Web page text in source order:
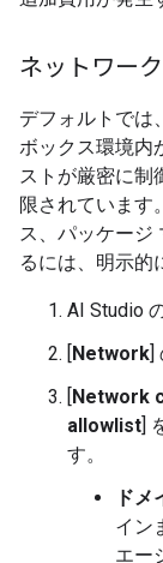
ネットワー
デフォルトでは
ボックス環境内
ストが厳密に制
限されています
ス、パッケージ
るには、明示的
AI Studio
[Network]
[Network
allowlist]
す。
ドメ
イン
エー